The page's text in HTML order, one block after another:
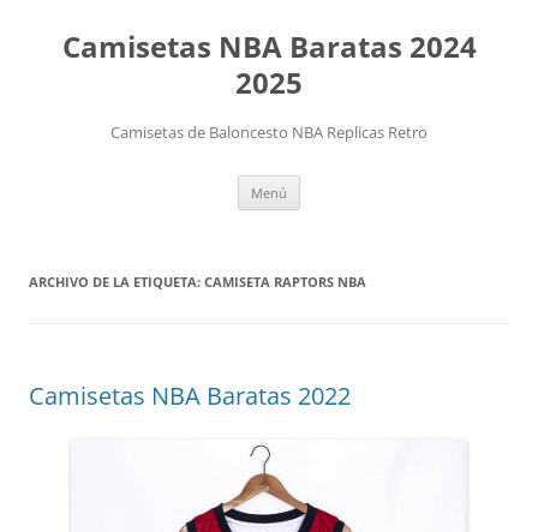
Camisetas NBA Baratas 2024
2025
Camisetas de Baloncesto NBA Replicas Retro
Menú
ARCHIVO DE LA ETIQUETA: CAMISETA RAPTORS NBA
Camisetas NBA Baratas 2022